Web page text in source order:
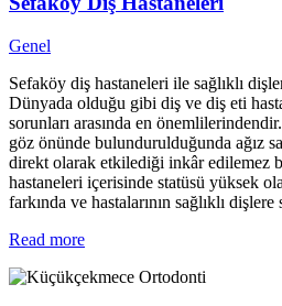
Genel
Sefaköy diş hastaneleri ile sağlıklı
Dünyada olduğu gibi diş ve diş eti
sorunları arasında en
göz önünde bulundurulduğunda ağız
direkt olarak etkilediği inkâr edilemez
hastaneleri içerisinde statüsü yüksek
farkında ve hastalarının sağlıklı
Read more